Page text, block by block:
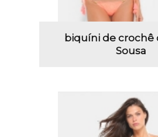
biquíni de crochê
Sousa